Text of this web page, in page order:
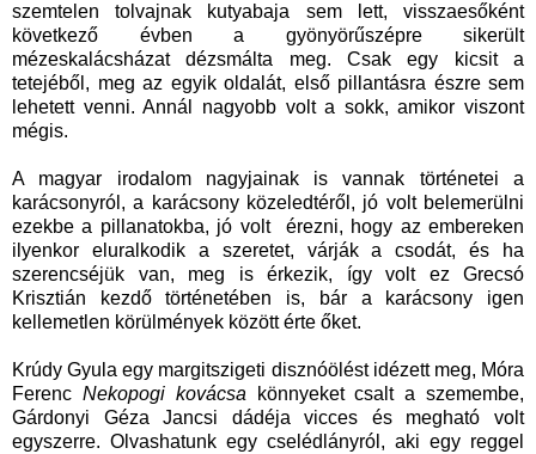
szemtelen tolvajnak kutyabaja sem lett, visszaesőként
következő évben a gyönyörűszépre sikerült
mézeskalácsházat dézsmálta meg. Csak egy kicsit a
tetejéből, meg az egyik oldalát, első pillantásra észre sem
lehetett venni. Annál nagyobb volt a sokk, amikor viszont
mégis.
A magyar irodalom nagyjainak is vannak történetei a
karácsonyról, a karácsony közeledtéről, jó volt belemerülni
ezekbe a pillanatokba, jó volt érezni, hogy az embereken
ilyenkor eluralkodik a szeretet, várják a csodát, és ha
szerencséjük van, meg is érkezik, így volt ez Grecsó
Krisztián kezdő történetében is, bár a karácsony igen
kellemetlen körülmények között érte őket.
Krúdy Gyula egy margitszigeti disznóölést idézett meg, Móra
Ferenc Nekopogi kovácsakönnyeket csalt a szemembe,
Gárdonyi Géza Jancsi dádéja vicces és megható volt
egyszerre. Olvashatunk egy cselédlányról, aki egy reggel